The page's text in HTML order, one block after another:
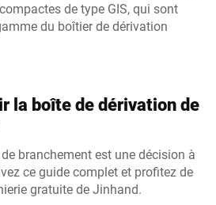
de type GIS, qui sont
du boîtier de dérivation
la boîte de dérivation de
branchement est une décision à
ce guide complet et profitez de
gratuite de Jinhand.